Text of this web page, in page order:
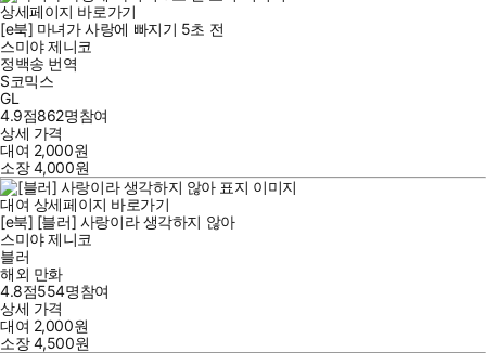
상세페이지 바로가기
[e북] 마녀가 사랑에 빠지기 5초 전
스미야 제니코
정백송 번역
S코믹스
GL
4.9점862명참여
상세 가격
대여 2,000원
소장4,000원
대여 상세페이지 바로가기
[e북] [블러] 사랑이라 생각하지 않아
스미야 제니코
블러
해외 만화
4.8점554명참여
상세 가격
대여 2,000원
소장4,500원